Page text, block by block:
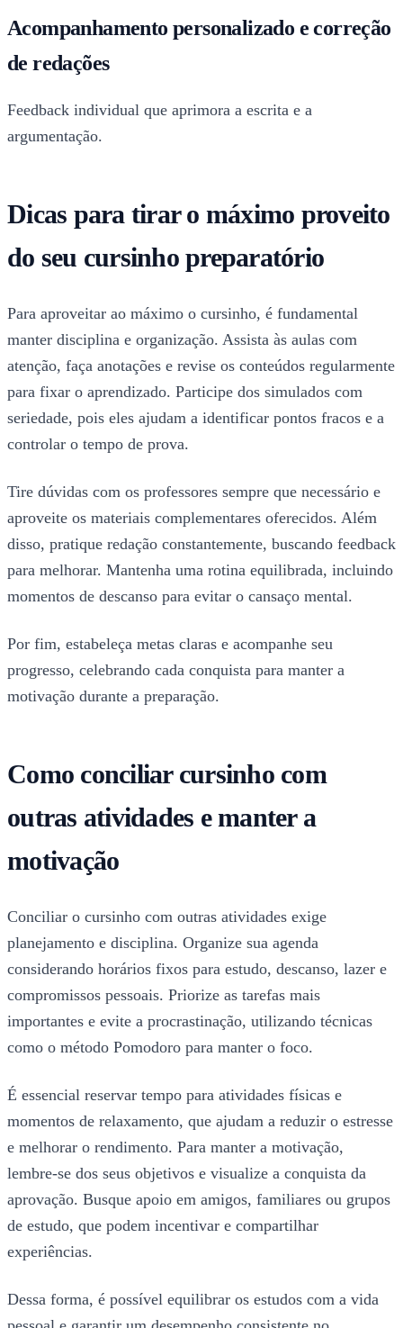
Acompanhamento personalizado e correção
de redações
Feedback individual que aprimora a escrita e a
argumentação.
Dicas para tirar o máximo proveito
do seu cursinho preparatório
Para aproveitar ao máximo o cursinho, é fundamental
manter disciplina e organização. Assista às aulas com
atenção, faça anotações e revise os conteúdos regularmente
para fixar o aprendizado. Participe dos simulados com
seriedade, pois eles ajudam a identificar pontos fracos e a
controlar o tempo de prova.
Tire dúvidas com os professores sempre que necessário e
aproveite os materiais complementares oferecidos. Além
disso, pratique redação constantemente, buscando feedback
para melhorar. Mantenha uma rotina equilibrada, incluindo
momentos de descanso para evitar o cansaço mental.
Por fim, estabeleça metas claras e acompanhe seu
progresso, celebrando cada conquista para manter a
motivação durante a preparação.
Como conciliar cursinho com
outras atividades e manter a
motivação
Conciliar o cursinho com outras atividades exige
planejamento e disciplina. Organize sua agenda
considerando horários fixos para estudo, descanso, lazer e
compromissos pessoais. Priorize as tarefas mais
importantes e evite a procrastinação, utilizando técnicas
como o método Pomodoro para manter o foco.
É essencial reservar tempo para atividades físicas e
momentos de relaxamento, que ajudam a reduzir o estresse
e melhorar o rendimento. Para manter a motivação,
lembre-se dos seus objetivos e visualize a conquista da
aprovação. Busque apoio em amigos, familiares ou grupos
de estudo, que podem incentivar e compartilhar
experiências.
Dessa forma, é possível equilibrar os estudos com a vida